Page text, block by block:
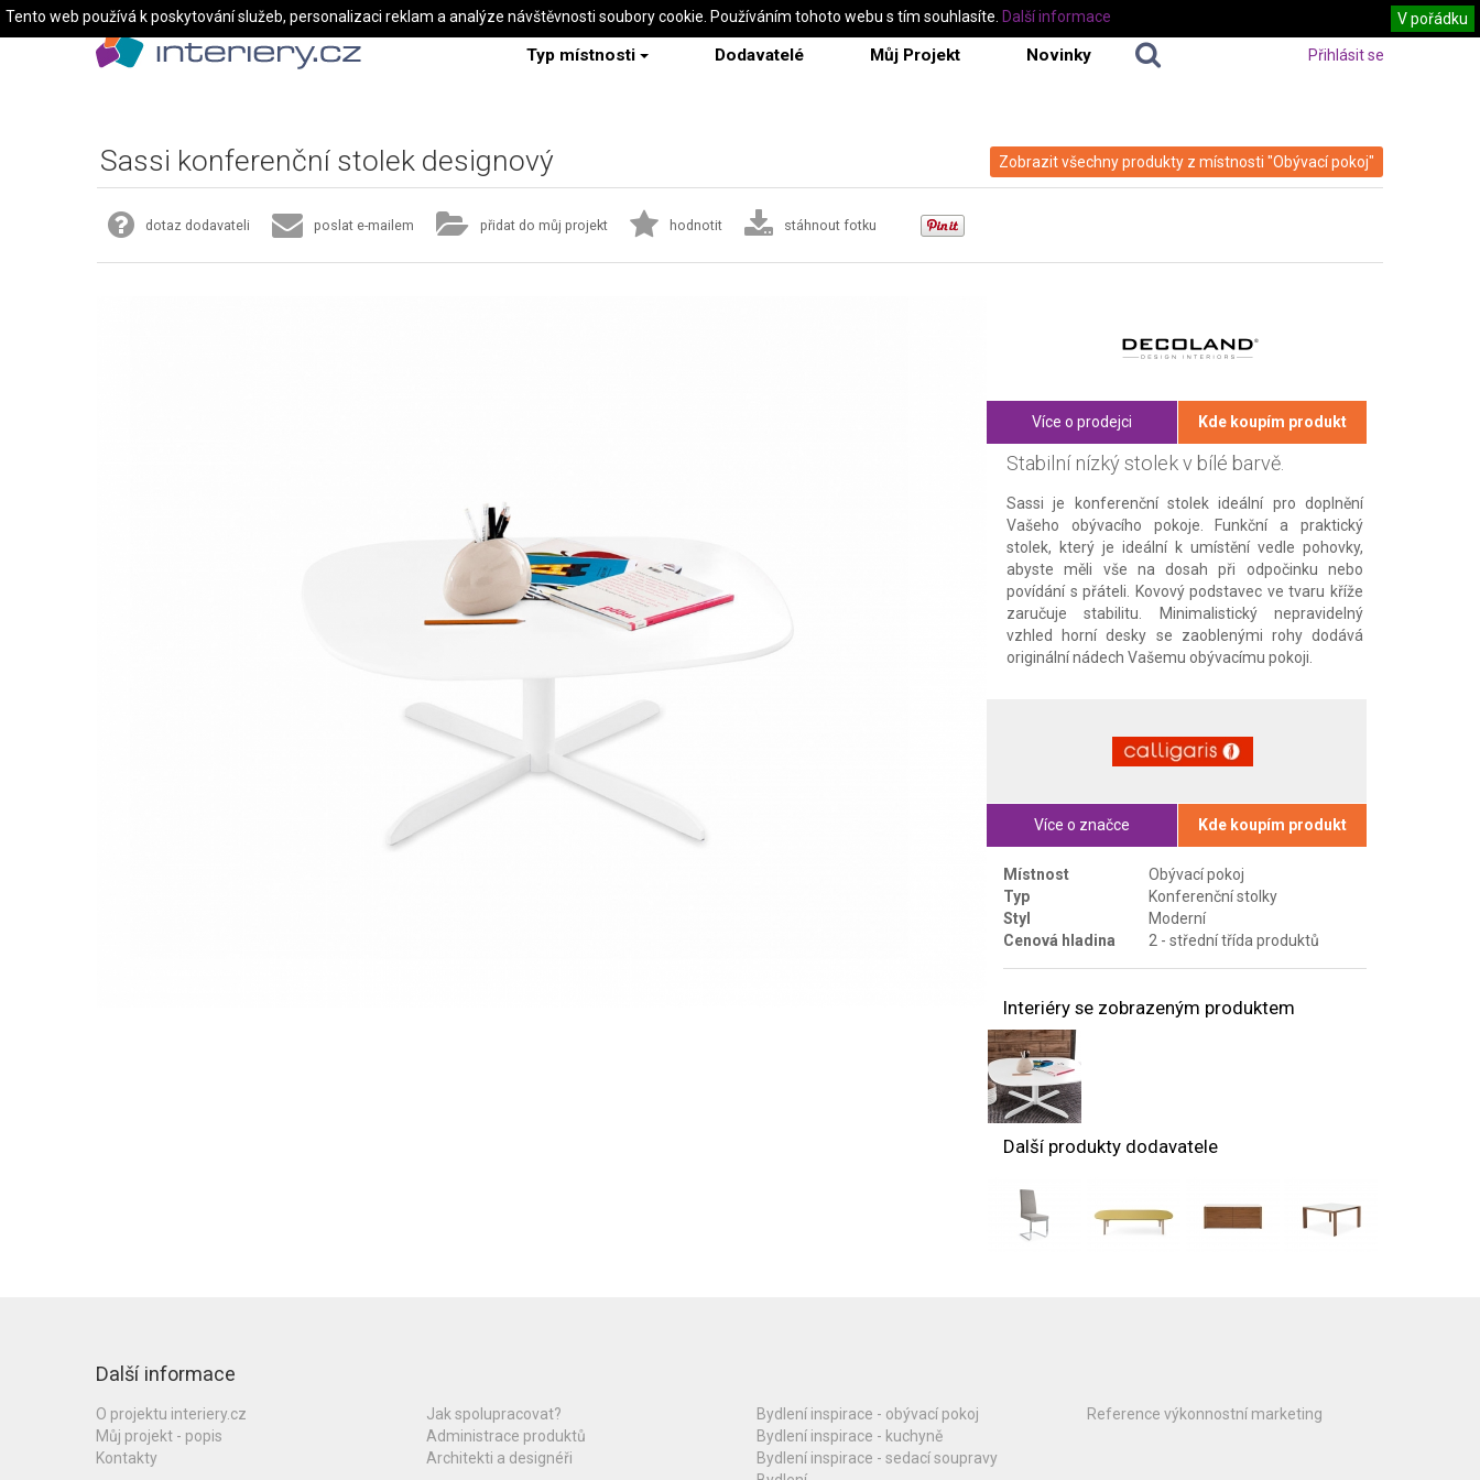
Typ místnosti Dodavatelé Můj Projekt Novinky Přihlásit se
Zobrazit všechny produkty z místnosti "Obývací pokoj"
Sassi konferenční stolek designový
dotaz dodavateli poslat e-mailem přidat do můj projekt hodnotit stáhnout fotku
Více o prodejci Kde koupím produkt
Stabilní nízký stolek v bílé barvě.
Sassi je konferenční stolek ideální pro doplnění
Vašeho obývacího pokoje. Funkční a praktický
stolek, který je ideální k umístění vedle pohovky,
abyste měli vše na dosah při odpočinku nebo
povídání s přáteli. Kovový podstavec ve tvaru kříže
zaručuje stabilitu. Minimalistický nepravidelný
vzhled horní desky se zaoblenými rohy dodává
originální nádech Vašemu obývacímu pokoji.
Více o značce Kde koupím produkt
Místnost
Obývací pokoj
Typ
Konferenční stolky
Styl
Moderní
Cenová hladina
2 - střední třída produktů
Interiéry se zobrazeným produktem
Další produkty dodavatele
Další informace
O projektu interiery.cz
Můj projekt - popis
Kontakty
Jak spolupracovat?
Administrace produktů
Architekti a designéři
Bydlení inspirace - obývací pokoj
Bydlení inspirace - kuchyně
Bydlení inspirace - sedací soupravy
Reference výkonnostní marketing
Tento web používá k poskytování služeb, personalizaci reklam a analýze návštěvnosti soubory cookie. Používáním tohoto webu s tím souhlasíte. V pořádku
Další informace